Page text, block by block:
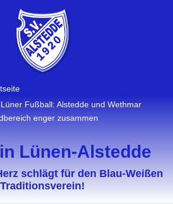
Fußball: Alstedde und Wethmar
enger zusammen
Lünen-Alstedde
schlägt für den Blau-Weißen
Traditionsverein!